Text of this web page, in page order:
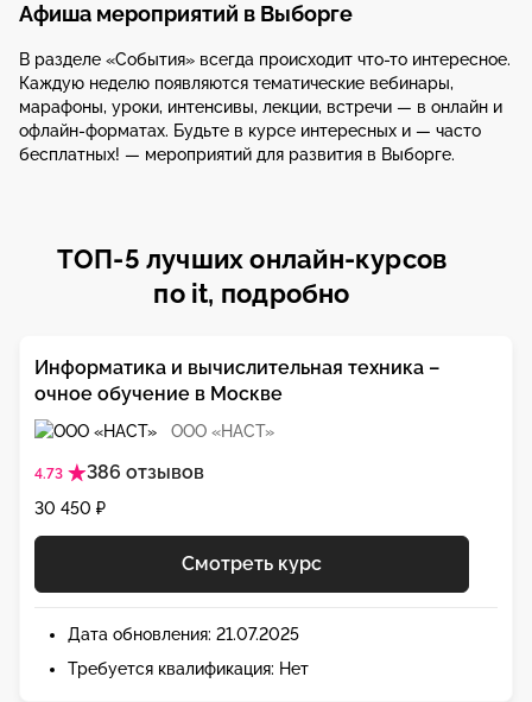
Афиша мероприятий в Выборге
В разделе «События» всегда происходит что-то интересное.
Каждую неделю появляются тематические вебинары,
марафоны, уроки, интенсивы, лекции, встречи — в онлайн и
офлайн-форматах. Будьте в курсе интересных и — часто
бесплатных! — мероприятий для развития в Выборге.
ТОП-5 лучших онлайн-курсов
по it, подробно
ООО «НАСТ»
4.73 386 отзывов
Информатика и вычислительная техника –
очное обучение в Москве
30 450 ₽
Смотреть курс
Дата обновления: 21.07.2025
Требуется квалификация: Нет